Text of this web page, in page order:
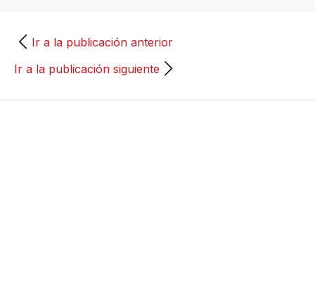
Ir a la publicación anterior
Ir a la publicación siguiente